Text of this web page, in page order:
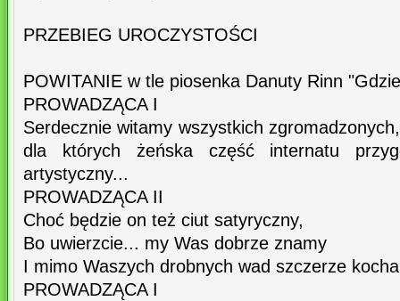
PRZEBIEG UROCZYSTOŚCI
POWITANIE w tle piosenka Danuty Rinn
PROWADZĄCA I
Serdecznie witamy wszystkich
dla których żeńska część internatu
artystyczny...
PROWADZĄCA II
Choć będzie on też ciut satyryczny,
Bo uwierzcie... my Was dobrze znamy
I mimo Waszych drobnych wad szczerze
PROWADZĄCA I